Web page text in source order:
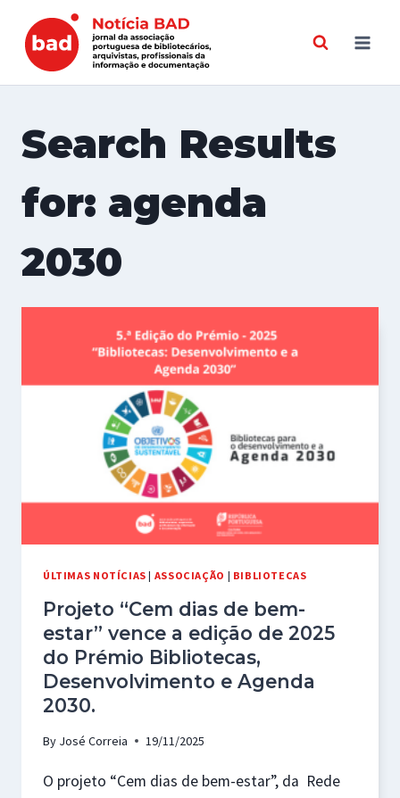
content
Search Results
for: agenda
2030
ÚLTIMAS NOTÍCIAS | ASSOCIAÇÃO | BIBLIOTECAS
Projeto “Cem dias de bem-
estar” vence a edição de 2025
do Prémio Bibliotecas,
Desenvolvimento e Agenda
2030.
By José Correia 19/11/2025
O projeto “Cem dias de bem-estar”, da Rede